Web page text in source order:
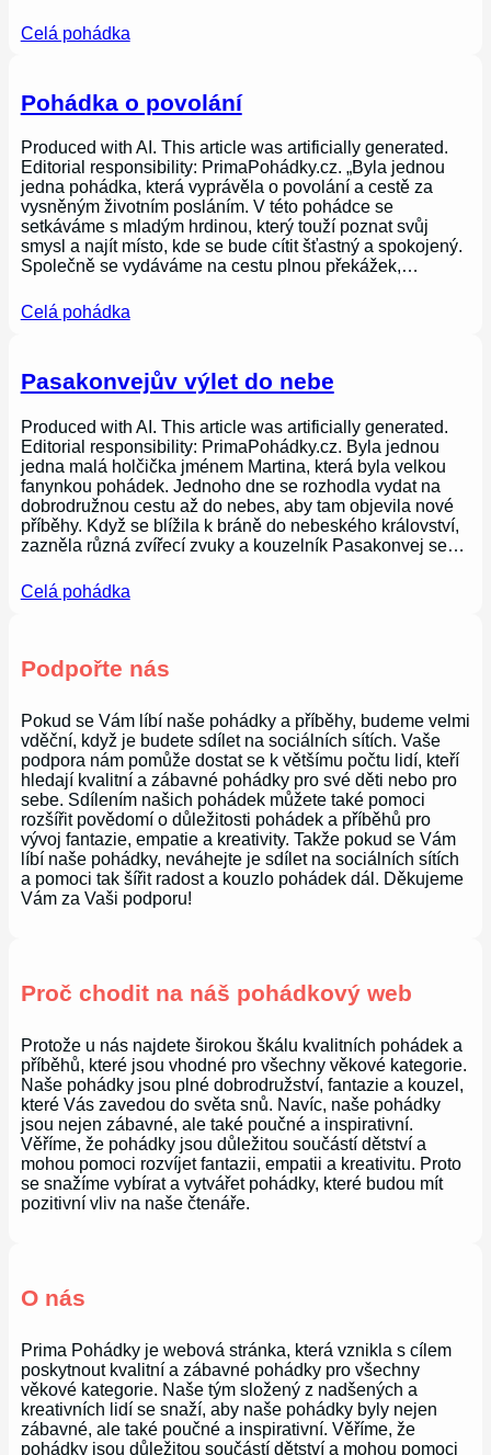
Celá pohádka
Pohádka o povolání
Produced with AI. This article was artificially generated.
Editorial responsibility: PrimaPohádky.cz. „Byla jednou
jedna pohádka, která vyprávěla o povolání a cestě za
vysněným životním posláním. V této pohádce se
setkáváme s mladým hrdinou, který touží poznat svůj
smysl a najít místo, kde se bude cítit šťastný a spokojený.
Společně se vydáváme na cestu plnou překážek,…
Celá pohádka
Pasakonvejův výlet do nebe
Produced with AI. This article was artificially generated.
Editorial responsibility: PrimaPohádky.cz. Byla jednou
jedna malá holčička jménem Martina, která byla velkou
fanynkou pohádek. Jednoho dne se rozhodla vydat na
dobrodružnou cestu až do nebes, aby tam objevila nové
příběhy. Když se blížila k bráně do nebeského království,
zazněla různá zvířecí zvuky a kouzelník Pasakonvej se…
Celá pohádka
Podpořte nás
Pokud se Vám líbí naše pohádky a příběhy, budeme velmi
vděční, když je budete sdílet na sociálních sítích. Vaše
podpora nám pomůže dostat se k většímu počtu lidí, kteří
hledají kvalitní a zábavné pohádky pro své děti nebo pro
sebe. Sdílením našich pohádek můžete také pomoci
rozšířit povědomí o důležitosti pohádek a příběhů pro
vývoj fantazie, empatie a kreativity. Takže pokud se Vám
líbí naše pohádky, neváhejte je sdílet na sociálních sítích
a pomoci tak šířit radost a kouzlo pohádek dál. Děkujeme
Vám za Vaši podporu!
Proč chodit na náš pohádkový web
Protože u nás najdete širokou škálu kvalitních pohádek a
příběhů, které jsou vhodné pro všechny věkové kategorie.
Naše pohádky jsou plné dobrodružství, fantazie a kouzel,
které Vás zavedou do světa snů. Navíc, naše pohádky
jsou nejen zábavné, ale také poučné a inspirativní.
Věříme, že pohádky jsou důležitou součástí dětství a
mohou pomoci rozvíjet fantazii, empatii a kreativitu. Proto
se snažíme vybírat a vytvářet pohádky, které budou mít
pozitivní vliv na naše čtenáře.
O nás
Prima Pohádky je webová stránka, která vznikla s cílem
poskytnout kvalitní a zábavné pohádky pro všechny
věkové kategorie. Naše tým složený z nadšených a
kreativních lidí se snaží, aby naše pohádky byly nejen
zábavné, ale také poučné a inspirativní. Věříme, že
pohádky jsou důležitou součástí dětství a mohou pomoci